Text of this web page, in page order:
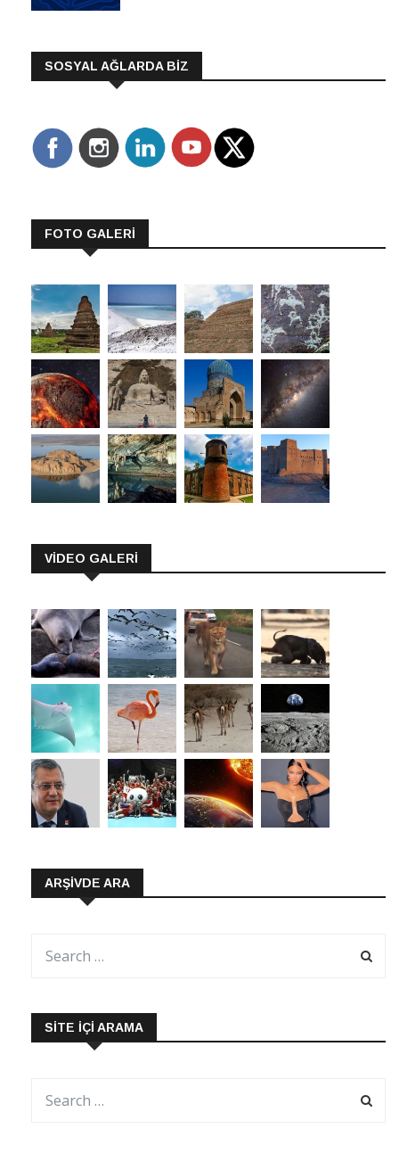
SOSYAL AĞLARDA BİZ
FOTO GALERİ
VİDEO GALERİ
ARŞIVDE ARA
SITE İÇI ARAMA